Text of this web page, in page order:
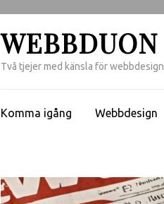
WEBBDUON
Två tjejer med känsla för webbdesign
Komma igång Webbdesign